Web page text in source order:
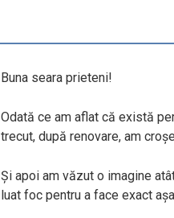
Buna seara prieteni!
Odată ce am aflat că există
trecut, după renovare, am
Și apoi am văzut o imagine
luat foc pentru a face exact